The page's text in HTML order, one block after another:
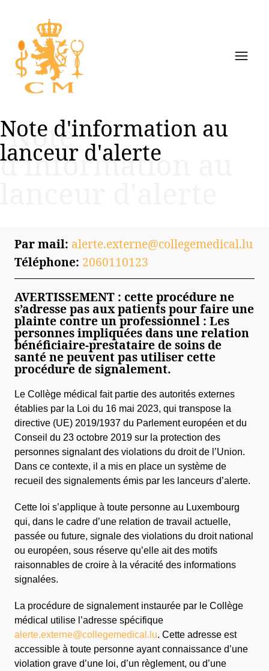
Note
d'information au
Note d'information au
lanceur d'alerte
Par mail: alerte.externe@collegemedical.lu
Téléphone: 2060110123
AVERTISSEMENT : cette procédure ne
s’adresse pas aux patients pour faire une
plainte contre un professionnel : Les
personnes impliquées dans une relation
bénéficiaire-prestataire de soins de
santé ne peuvent pas utiliser cette
procédure de signalement.
Le Collège médical fait partie des autorités externes
établies par la Loi du 16 mai 2023, qui transpose la
directive (UE) 2019/1937 du Parlement européen et du
Conseil du 23 octobre 2019 sur la protection des
personnes signalant des violations du droit de l’Union.
Dans ce contexte, il a mis en place un système de
recueil des signalements émis par les lanceurs d’alerte.
Cette loi s’applique à toute personne au Luxembourg
qui, dans le cadre d’une relation de travail actuelle,
passée ou future, signale des violations du droit national
ou européen, sous réserve qu’elle ait des motifs
raisonnables de croire à la véracité des informations
signalées.
La procédure de signalement instaurée par le Collège
médical utilise l’adresse spécifique
alerte.externe@collegemedical.lu. Cette adresse est
accessible à toute personne ayant connaissance d’une
violation grave d’une loi, d’un règlement, ou d’une